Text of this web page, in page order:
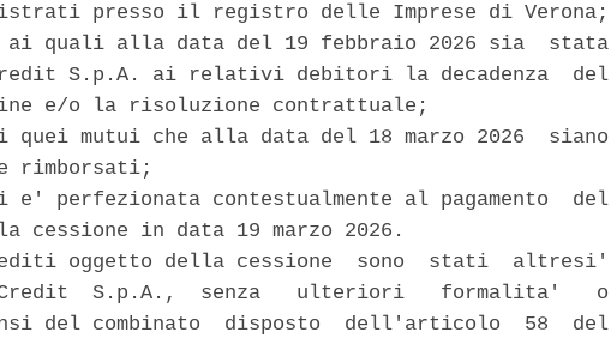
presso il registro delle Imprese di Verona;
quali alla data del 19 febbraio 2026 sia  stata
S.p.A. ai relativi debitori la decadenza  del
e/o la risoluzione contrattuale;
quei mutui che alla data del 18 marzo 2026  siano
rimborsati;
e' perfezionata contestualmente al pagamento  del
cessione in data 19 marzo 2026.
oggetto della cessione  sono  stati  altresi'
S.p.A.,  senza   ulteriori   formalita'   o
del combinato  disposto  dell'articolo  58  del